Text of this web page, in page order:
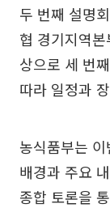
두 번째 설명
협 경기지역본
상으로 세 번
따라 일정과
농식품부는
배경과 주요
종합 토론을